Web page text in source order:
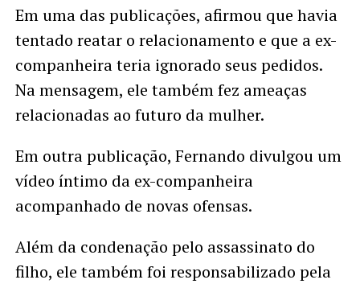
Em uma das publicações, afirmou que havia
tentado reatar o relacionamento e que a ex-
companheira teria ignorado seus pedidos.
Na mensagem, ele também fez ameaças
relacionadas ao futuro da mulher.
Em outra publicação, Fernando divulgou um
vídeo íntimo da ex-companheira
acompanhado de novas ofensas.
Além da condenação pelo assassinato do
filho, ele também foi responsabilizado pela